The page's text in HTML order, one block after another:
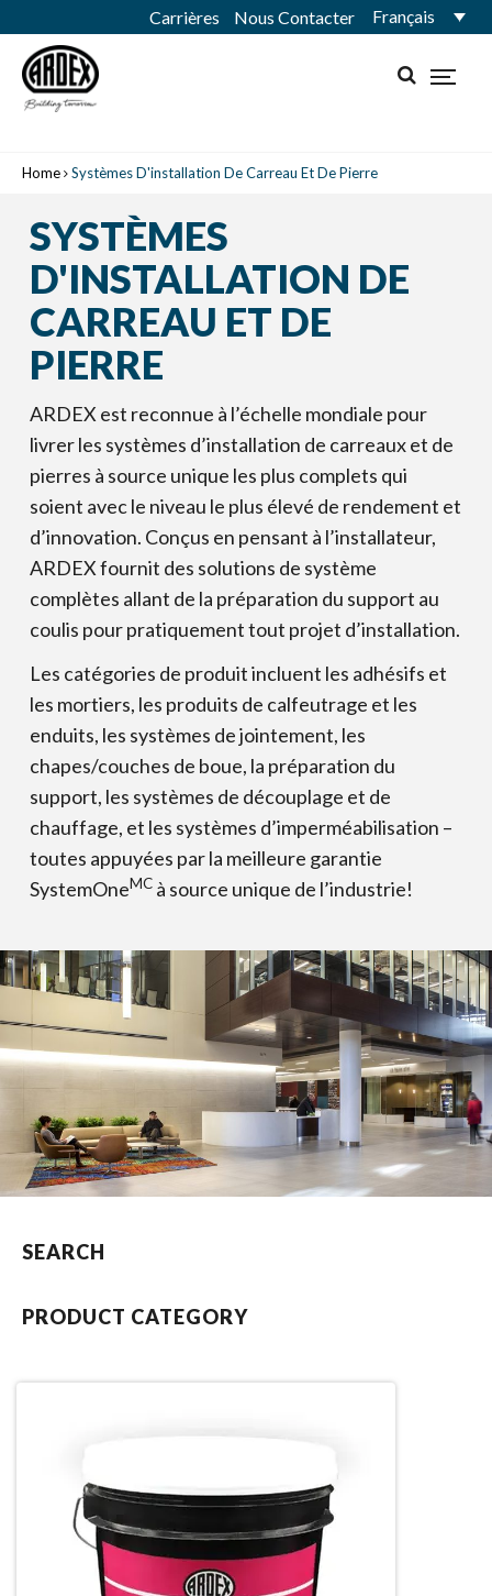
Carrières Nous Contacter Français
Home Systèmes D'installation De Carreau Et De Pierre
SYSTÈMES
D'INSTALLATION DE
CARREAU ET DE
PIERRE
ARDEX est reconnue à l’échelle mondiale pour
livrer les systèmes d’installation de carreaux et de
pierres à source unique les plus complets qui
soient avec le niveau le plus élevé de rendement et
d’innovation. Conçus en pensant à l’installateur,
ARDEX fournit des solutions de système
complètes allant de la préparation du support au
coulis pour pratiquement tout projet d’installation.
Les catégories de produit incluent les adhésifs et
les mortiers, les produits de calfeutrage et les
enduits, les systèmes de jointement, les
chapes/couches de boue, la préparation du
support, les systèmes de découplage et de
chauffage, et les systèmes d’imperméabilisation –
toutes appuyées par la meilleure garantie
SystemOneMC à source unique de l’industrie!
SEARCH
PRODUCT CATEGORY